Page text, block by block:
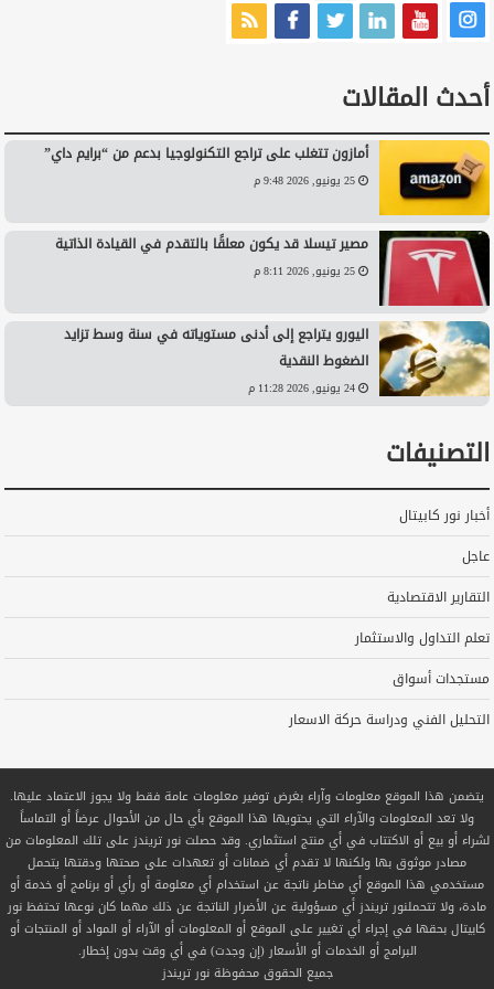
أحدث المقالات
أمازون تتغلب على تراجع التكنولوجيا بدعم من “برايم داي”
25 يونيو, 2026 9:48 م
مصير تيسلا قد يكون معلقًا بالتقدم في القيادة الذاتية
25 يونيو, 2026 8:11 م
اليورو يتراجع إلى أدنى مستوياته في سنة وسط تزايد
الضغوط النقدية
24 يونيو, 2026 11:28 م
التصنيفات
أخبار نور كابيتال
عاجل
التقارير الاقتصادية
تعلم التداول والاستثمار
مستجدات أسواق
التحليل الفني ودراسة حركة الاسعار
يتضمن هذا الموقع معلومات وآراء بغرض توفير معلومات عامة فقط ولا يجوز الاعتماد عليها.
ولا تعد المعلومات والآراء التي يحتويها هذا الموقع بأي حال من الأحوال عرضاً أو التماساً
لشراء أو بيع أو الاكتتاب في أي منتج استثماري. وقد حصلت نور تريندز على تلك المعلومات من
مصادر موثوق بها ولكنها لا تقدم أي ضمانات أو تعهدات على صحتها ودقتها يتحمل
مستخدمي هذا الموقع أي مخاطر ناتجة عن استخدام أي معلومة أو رأي أو برنامج أو خدمة أو
مادة، ولا تتحملنور تريندز أي مسؤولية عن الأضرار الناتجة عن ذلك مهما كان نوعها تحتفظ نور
كابيتال بحقها في إجراء أي تغيير على الموقع أو المعلومات أو الآراء أو المواد أو المنتجات أو
البرامج أو الخدمات أو الأسعار (إن وجدت) في أي وقت بدون إخطار.
جميع الحقوق محفوظةنور تريندز